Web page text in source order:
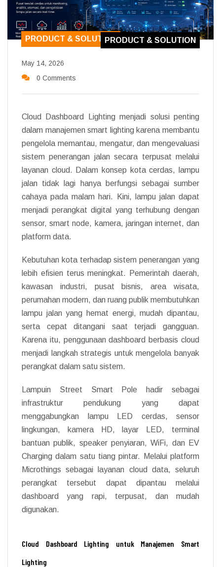
PRODUCT & SOLUTIONPRODUCT & SOLUTION
May 14, 2026
0 Comments
Cloud Dashboard Lighting menjadi solusi penting
dalam manajemen smart lighting karena membantu
pengelola memantau, mengatur, dan mengevaluasi
sistem penerangan jalan secara terpusat melalui
layanan cloud. Dalam konsep kota cerdas, lampu
jalan tidak lagi hanya berfungsi sebagai sumber
cahaya pada malam hari. Kini, lampu jalan dapat
menjadi perangkat digital yang terhubung dengan
sensor, smart node, kamera, jaringan internet, dan
platform data.
Kebutuhan kota terhadap sistem penerangan yang
lebih efisien terus meningkat. Pemerintah daerah,
kawasan industri, pusat bisnis, area wisata,
perumahan modern, dan ruang publik membutuhkan
lampu jalan yang hemat energi, mudah dipantau,
serta cepat ditangani saat terjadi gangguan.
Karena itu, penggunaan dashboard berbasis cloud
menjadi langkah strategis untuk mengelola banyak
perangkat dalam satu sistem.
Lampuin Street Smart Pole hadir sebagai
infrastruktur pendukung yang dapat
menggabungkan lampu LED cerdas, sensor
lingkungan, kamera HD, layar LED, terminal
bantuan publik, speaker penyiaran, WiFi, dan EV
Charging dalam satu tiang pintar. Melalui platform
Microthings sebagai layanan cloud data, seluruh
perangkat tersebut dapat dipantau melalui
dashboard yang rapi, terpusat, dan mudah
digunakan.
Cloud Dashboard Lighting untuk Manajemen Smart
Lighting